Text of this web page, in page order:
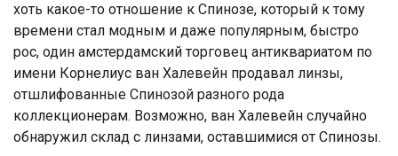
хоть какое-то отношение к Спинозе, который к тому
времени стал модным и даже популярным, быстро
рос, один амстердамский торговец антиквариатом по
имени Корнелиус ван Халевейн продавал линзы,
отшлифованные Спинозой разного рода
коллекционерам. Возможно, ван Халевейн случайно
обнаружил склад с линзами, оставшимися от Спинозы.